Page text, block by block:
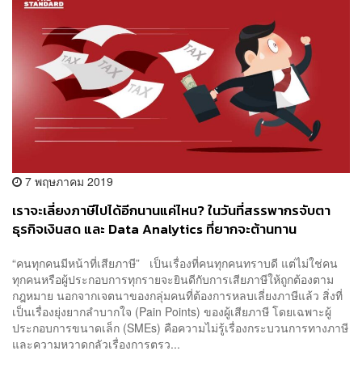
7 พฤษภาคม 2019
เราจะเลี่ยงภาษีไปได้อีกนานแค่ไหน? ในวันที่สรรพากรจับตา
ธุรกิจเงินสด และ Data Analytics ที่ยากจะต้านทาน
“คนทุกคนมีหน้าที่เสียภาษี” เป็นเรื่องที่คนทุกคนทราบดี แต่ไม่ใช่คน
ทุกคนหรือผู้ประกอบการทุกรายจะยินดีกับการเสียภาษีให้ถูกต้องตาม
กฎหมาย นอกจากเจตนาของกลุ่มคนที่ต้องการหลบเลี่ยงภาษีแล้ว สิ่งที่
เป็นเรื่องยุ่งยากลำบากใจ (Pain Points) ของผู้เสียภาษี โดยเฉพาะผู้
ประกอบการขนาดเล็ก (SMEs) คือความไม่รู้เรื่องกระบวนการทางภาษี
และความหวาดกลัวเรื่องการตรว...